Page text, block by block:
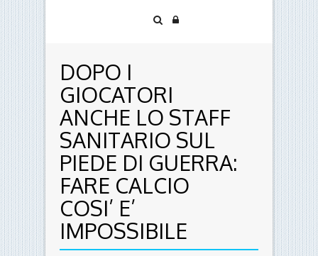
DOPO I
GIOCATORI
ANCHE LO STAFF
SANITARIO SUL
PIEDE DI GUERRA:
FARE CALCIO
COSI’ E’
IMPOSSIBILE